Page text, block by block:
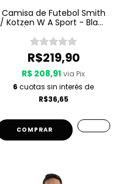
Camisa de Futebol Smith
/ Kotzen W A Sport - Black
R$219,90
R$ 208,91 via Pix
6 cuotas sin interés de
R$36,65
COMPRAR